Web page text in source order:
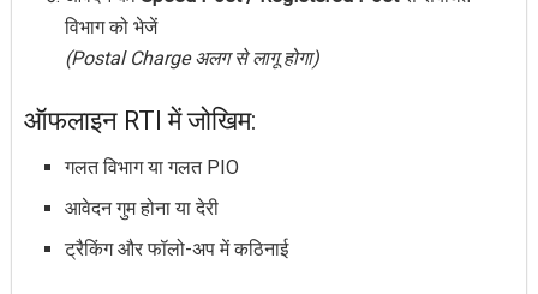
विभाग को भेजें
(Postal Charge अलग से लागू होगा)
ऑफलाइन RTI में जोखिम:
गलत विभाग या गलत PIO
आवेदन गुम होना या देरी
ट्रैकिंग और फॉलो-अप में कठिनाई